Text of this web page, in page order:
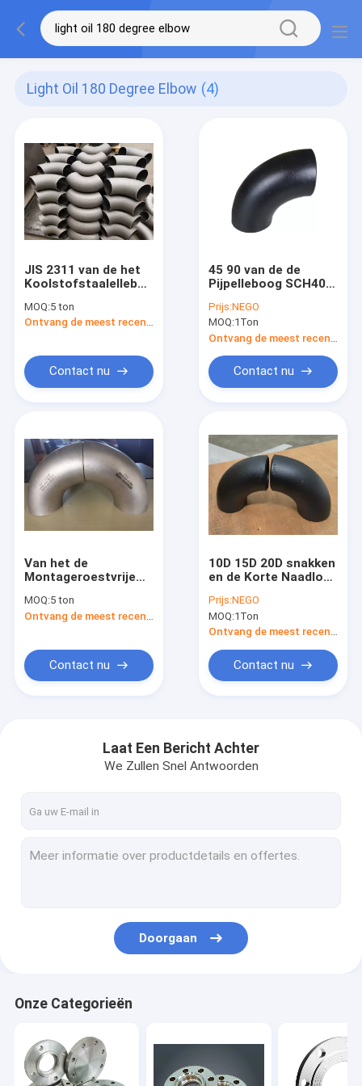
Light Oil 180 Degree Elbow (4)
JIS 2311 van de het
Koolstofstaalelleboog
Gelaste de
Pijpmontage 45 90
MOQ:5 ton
Ontvang de meest recente Prijs
Contact nu
45 90 van de de
Pijpelleboog SCH40
het 180 Graadstaal
de Zwarte Naadloze
Gelaste Kromming
Prijs:NEGO
MOQ:1Ton
Contact nu
Van het de
Montageroestvrije
Koolstofstaalpijp
van het de Elleboogt-
Volledige
specificaties,
MOQ:5 ton
Contact nu
10D 15D 20D snakken
en de Korte Naadloze
van de
Straalelleboog
SCH40 SCH80
Prijs:NEGO
MOQ:1Ton
Contact nu
Laat Een Bericht Achter
We Zullen Snel Antwoorden
Doorgaan
Onze Categorieën